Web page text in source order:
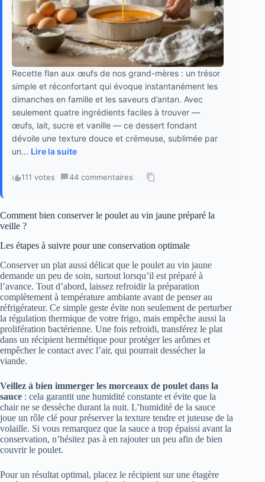
Recette flan aux œufs de nos grand-mères : un trésor
simple et réconfortant qui évoque instantanément les
dimanches en famille et les saveurs d’antan. Avec
seulement quatre ingrédients faciles à trouver —
œufs, lait, sucre et vanille — ce dessert fondant
dévoile une texture douce et crémeuse, sublimée par
un... Lire la suite
111 votes · 44 commentaires ·
Comment bien conserver le poulet au vin jaune préparé la
veille ?
Les étapes à suivre pour une conservation optimale
Conserver un plat aussi délicat que le poulet au vin jaune
demande un peu de soin, surtout lorsqu’il est préparé à
l’avance. Tout d’abord, laissez refroidir la préparation
complètement à température ambiante avant de penser au
réfrigérateur. Ce simple geste évite non seulement de perturber
la régulation thermique de votre frigo, mais empêche aussi la
prolifération bactérienne. Une fois refroidi, transférez le plat
dans un récipient hermétique pour protéger les arômes et
empêcher le contact avec l’air, qui pourrait dessécher la
viande.
Veillez à bien immerger les morceaux de poulet dans la
sauce : cela garantit une humidité constante et évite que la
chair ne se dessèche durant la nuit. L’humidité de la sauce
joue un rôle clé pour préserver la texture tendre et juteuse de la
volaille. Si vous remarquez que la sauce a trop épaissi avant la
conservation, n’hésitez pas à en rajouter un peu afin de bien
couvrir le poulet.
Pour un résultat optimal, placez le récipient sur une étagère